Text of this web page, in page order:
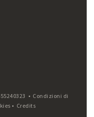
• Condizioni di
• Credits